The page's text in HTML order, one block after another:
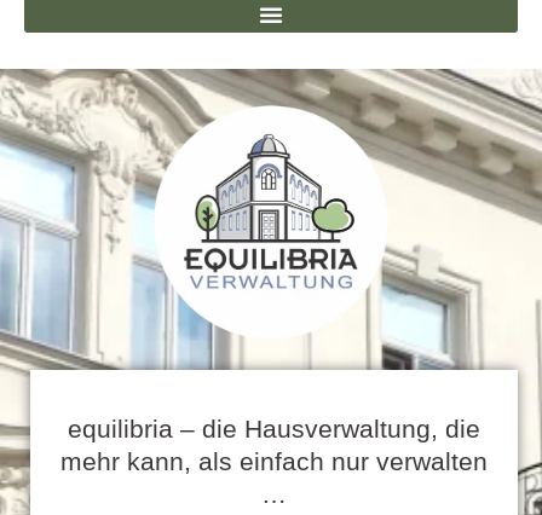
equilibria – die Hausverwaltung, die
mehr kann, als einfach nur verwalten
…